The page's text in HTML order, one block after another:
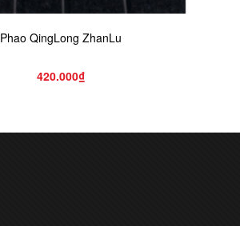
Phao QingLong ZhanLu
420.000₫